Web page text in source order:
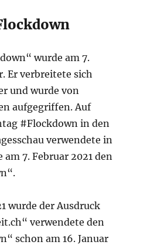
wurde am 7.
Er verbreitete sich
und wurde von
aufgegriffen. Auf
#Flockdown in den
verwendete in
7. Februar 2021 den
wurde der Ausdruck
verwendete den
schon am 16. Januar